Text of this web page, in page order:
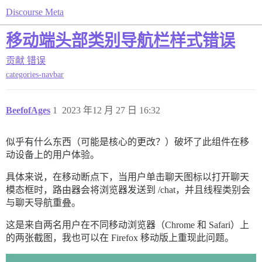
Discourse Meta
移动端头部类别导航栏样式错误
贡献 错误
categories-navbar
BeefofAges 2023 年12 月 27 日 16:32
1
似乎有什么东西（可能是核心的更改？）破坏了此组件在移
动设备上的用户体验。
具体来说，在移动断点下，当用户单击聊天图标以打开聊天
模态框时，路由器会将浏览器发送到 /chat，并且线程类别会
与聊天导航重叠。
这是来自两名用户在不同移动浏览器（Chrome 和 Safari）上
的两张截图，我也可以在 Firefox 移动版上重现此问题。